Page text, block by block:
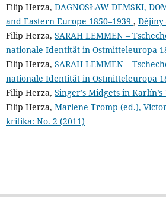
Filip Herza, DAGNOSŁAW DEMSKI,
and Eastern Europe 1850–1939 , Dějiny
Filip Herza, SARAH LEMMEN –
nationale Identität in Ostmitteleuropa
Filip Herza, SARAH LEMMEN –
nationale Identität in Ostmitteleuropa
Filip Herza, Singer’s Midgets in
Filip Herza, Marlene Tromp (ed.),
kritika: No. 2 (2011)